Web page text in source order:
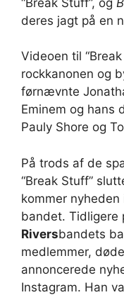
deres jagt på en
Videoen til
rockkanonen og
førnævnte
Eminem og hans
Pauly Shore og
På trods af de
“Break Stuff”
kommer
bandet. Tidligere
Riversbandets
medlemmer,
annoncerede
Instagram. Han